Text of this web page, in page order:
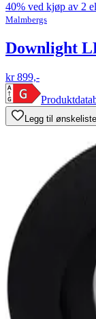
40% ved kjøp av 2
Malmbergs
Downlight
kr 899,-
Legg til ønskeliste